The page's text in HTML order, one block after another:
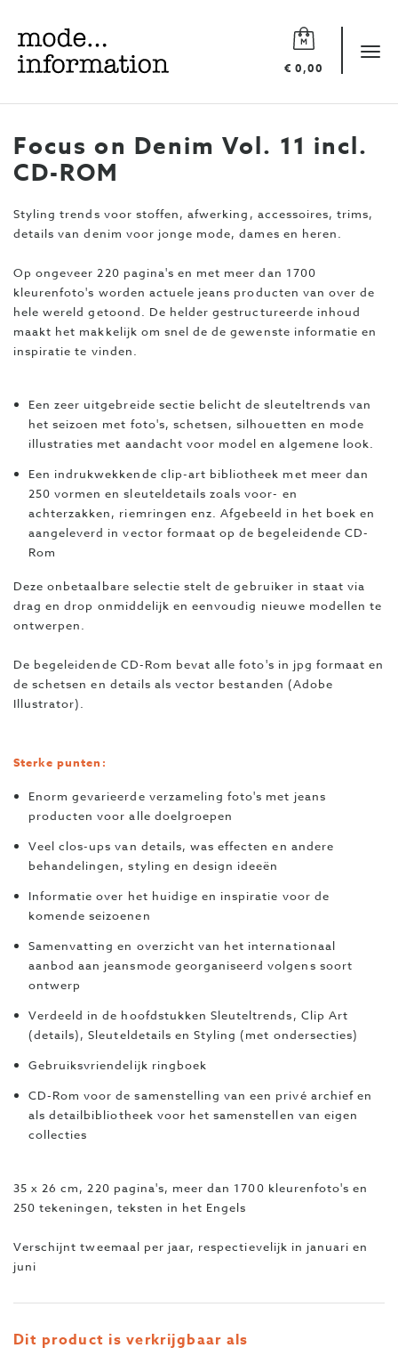
€ 0,00
Mode
information
Focus on Denim Vol. 11 incl.
CD-ROM
Styling trends voor stoffen, afwerking, accessoires, trims,
details van denim voor jonge mode, dames en heren.
Op ongeveer 220 pagina's en met meer dan 1700
kleurenfoto's worden actuele jeans producten van over de
hele wereld getoond. De helder gestructureerde inhoud
maakt het makkelijk om snel de de gewenste informatie en
inspiratie te vinden.
Een zeer uitgebreide sectie belicht de sleuteltrends van
het seizoen met foto's, schetsen, silhouetten en mode
illustraties met aandacht voor model en algemene look.
Een indrukwekkende clip-art bibliotheek met meer dan
250 vormen en sleuteldetails zoals voor- en
achterzakken, riemringen enz. Afgebeeld in het boek en
aangeleverd in vector formaat op de begeleidende CD-
Rom
Deze onbetaalbare selectie stelt de gebruiker in staat via
drag en drop onmiddelijk en eenvoudig nieuwe modellen te
ontwerpen.
De begeleidende CD-Rom bevat alle foto's in jpg formaat en
de schetsen en details als vector bestanden (Adobe
Illustrator).
Sterke punten:
Enorm gevarieerde verzameling foto's met jeans
producten voor alle doelgroepen
Veel clos-ups van details, was effecten en andere
behandelingen, styling en design ideeën
Informatie over het huidige en inspiratie voor de
komende seizoenen
Samenvatting en overzicht van het internationaal
aanbod aan jeansmode georganiseerd volgens soort
ontwerp
Verdeeld in de hoofdstukken Sleuteltrends, Clip Art
(details), Sleuteldetails en Styling (met ondersecties)
Gebruiksvriendelijk ringboek
CD-Rom voor de samenstelling van een privé archief en
als detailbibliotheek voor het samenstellen van eigen
collecties
35 x 26 cm, 220 pagina's, meer dan 1700 kleurenfoto's en
250 tekeningen, teksten in het Engels
Verschijnt tweemaal per jaar, respectievelijk in januari en
juni
Dit product is verkrijgbaar als